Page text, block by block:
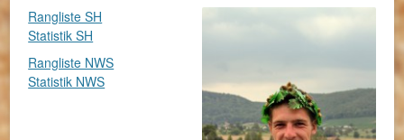
Rangliste SH
Statistik SH
Rangliste NWS
Statistik NWS